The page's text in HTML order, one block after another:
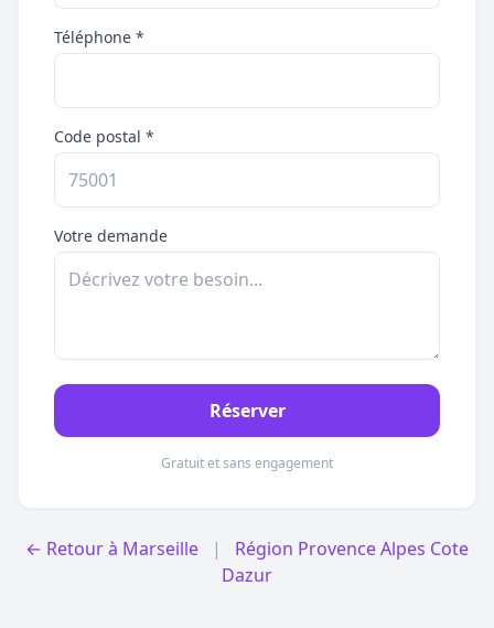
Téléphone *
Code postal *
Votre demande
Réserver
Gratuit et sans engagement
← Retour à Marseille |
Région Provence Alpes Cote
Dazur